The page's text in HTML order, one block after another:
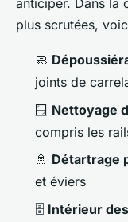
anticiper. Dans la
plus scrutées,
🧼
joints de
🪟 Nettoyage
compris les
🚿 Détartrage
et éviers
🗄️ Intérieur